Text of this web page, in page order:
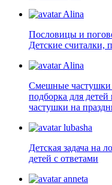
Alina
Пословицы и
Детские считалки,
Alina
Смешные частушки
подборка для
частушки на
lubasha
Детская задача на
детей с ответами
anneta